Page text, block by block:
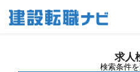
求人
検索条件